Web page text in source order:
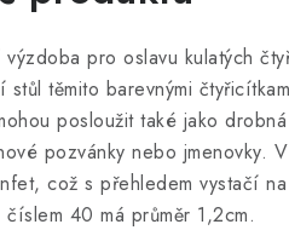
pro oslavu kulatých
stůl těmito barevnými
posloužit také jako
pozvánky nebo jmenovky.
což s přehledem vystačí
40 má průměr 1,2cm.